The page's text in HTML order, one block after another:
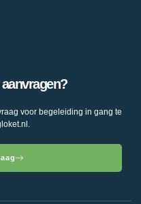
voor begeleiding in gang te